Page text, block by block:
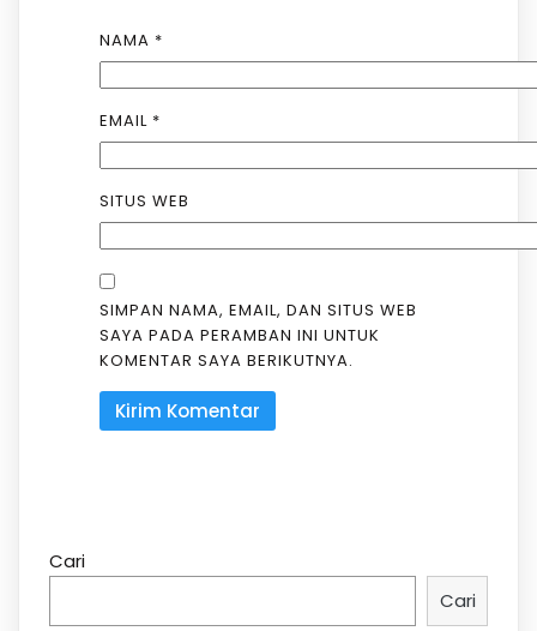
NAMA *
EMAIL *
SITUS WEB
SIMPAN NAMA, EMAIL, DAN SITUS WEB
SAYA PADA PERAMBAN INI UNTUK
KOMENTAR SAYA BERIKUTNYA.
Cari
Cari